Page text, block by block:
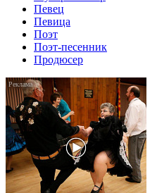
Певец
Певица
Поэт
Поэт-песенник
Продюсер